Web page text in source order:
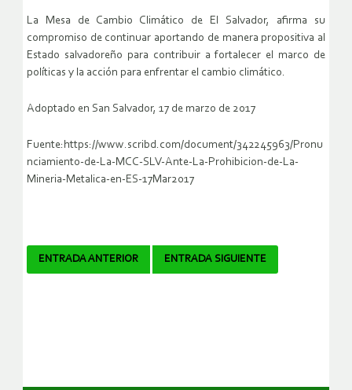
La Mesa de Cambio Climático de El Salvador, afirma su
compromiso de continuar aportando de manera propositiva al
Estado salvadoreño para contribuir a fortalecer el marco de
políticas y la acción para enfrentar el cambio climático.
Adoptado en San Salvador, 17 de marzo de 2017
Fuente: https://www.scribd.com/document/342245963/Pronu
nciamiento-de-La-MCC-SLV-Ante-La-Prohibicion-de-La-
Mineria-Metalica-en-ES-17Mar2017
Navegador
ENTRADA ANTERIOR ENTRADA SIGUIENTE